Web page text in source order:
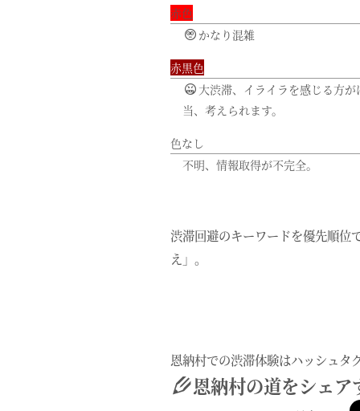
赤色
かなり混雑
赤黒色
大渋滞、イライラを感じる方
当、考えられます。
色なし
不明、情報取得が不完全。
渋滞回避のキーワードを優先順位
え」。
恩納村での渋滞体験はハッシュタ
恩納村の道をシェア